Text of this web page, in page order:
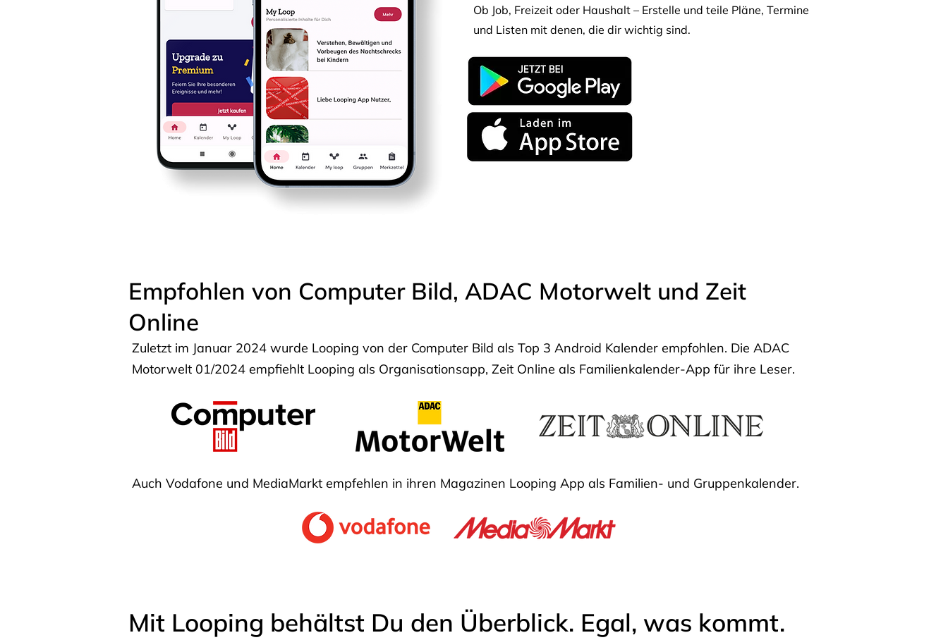
Ob Job, Freizeit oder Haushalt – Erstelle und teile Pläne, Termine
und Listen mit denen, die dir wichtig sind.
Empfohlen von Computer Bild, ADAC Motorwelt und Zeit
Online
Zuletzt im Januar 2024 wurde Looping von der Computer Bild als Top 3 Android Kalender empfohlen. Die ADAC
Motorwelt 01/2024 empfiehlt Looping als Organisationsapp, Zeit Online als Familienkalender-App für ihre Leser.
Auch Vodafone und MediaMarkt empfehlen in ihren Magazinen Looping App als Familien- und Gruppenkalender.
Mit Looping behältst Du den Überblick. Egal, was kommt.